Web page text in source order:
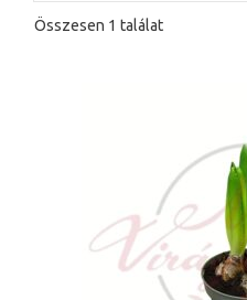
Összesen 1 találat